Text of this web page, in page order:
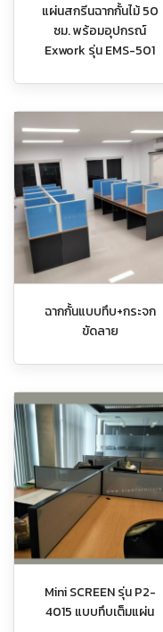
แผ่นสกรีนฉากกั้นไม้ 50
ซม. พร้อมอุปกรณ์
Exwork รุ่น EMS-501
ฉากกั้นแบบทึบ+กระจก
ขัดลาย
Mini SCREEN รุ่น P2-
4015 แบบทึบเต็มแผ่น